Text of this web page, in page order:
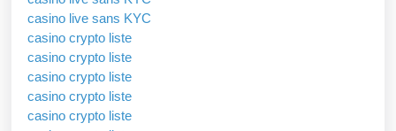
casino live sans KYC
casino crypto liste
casino crypto liste
casino crypto liste
casino crypto liste
casino crypto liste